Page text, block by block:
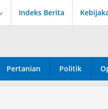
Indeks Berita
Pertanian Politik